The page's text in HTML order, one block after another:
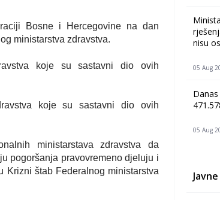
Bosne i Hercegovine na dan
ministarstva zdravstva.
koje su sastavni dio ovih
koje su sastavni dio ovih
ministarstava zdravstva da
pogoršanja pravovremeno djeluju i
Krizni štab Federalnog ministarstva
nisu
05 Aug
05 Aug